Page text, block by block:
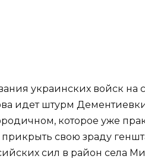
украинских войск на
идет штурм
которое уже
свою зраду
сил в район села